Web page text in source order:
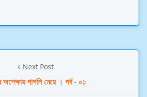
Next Post
অপেক্ষায় পাগলি মেয়ে । পর্ব - ০১